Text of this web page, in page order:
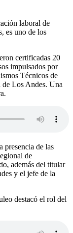
laboral de
es uno de los
certificadas 20
impulsados por
Técnicos de
Los Andes. Una
presencia de las
de
además del titular
y el jefe de la
destacó el rol del